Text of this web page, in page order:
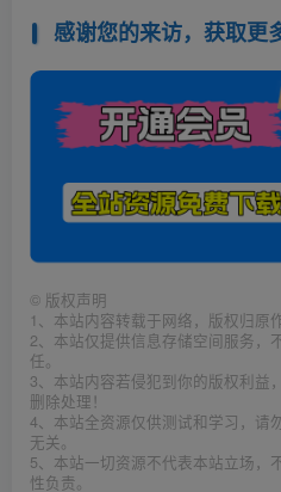
感谢您的来访，获取更
© 版权声明
1、本站内容转载于网络，版权归原
2、本站仅提供信息存储空间服务，
任。
3、本站内容若侵犯到你的版权利益
删除处理！
4、本站全资源仅供测试和学习，请
无关。
5、本站一切资源不代表本站立场，
性负责。